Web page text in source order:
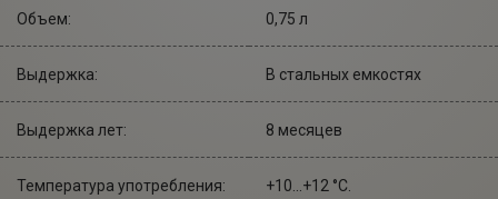
Объем: 0,75 л
Выдержка: В стальных емкостях
Выдержка лет: 8 месяцев
Температура употребления: +10...+12 °С.